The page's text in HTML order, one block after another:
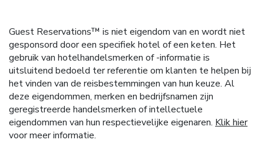
Guest Reservations™ is niet eigendom van en wordt niet
gesponsord door een specifiek hotel of een keten. Het
gebruik van hotelhandelsmerken of -informatie is
uitsluitend bedoeld ter referentie om klanten te helpen bij
het vinden van de reisbestemmingen van hun keuze. Al
deze eigendommen, merken en bedrijfsnamen zijn
geregistreerde handelsmerken of intellectuele
eigendommen van hun respectievelijke eigenaren. Klik hier
voor meer informatie.